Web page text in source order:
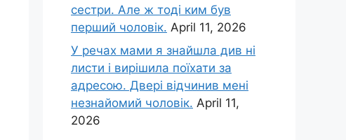
сестри. Але ж тоді ким був
перший чоловік. April 11, 2026
У речах мами я знайшла див ні
листи і вирішила поїхати за
адресою. Двері відчинив мені
незнайомий чоловік. April 11,
2026